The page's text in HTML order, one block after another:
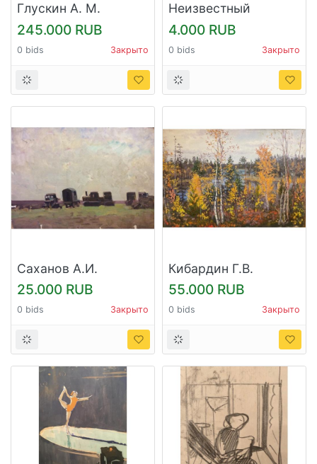
Глускин А. М.
"Натюрморт с
дымковской
игрушкой"
245.000 RUB
0 bids Закрыто
Неизвестный
художник.
"Подростки на море"
4.000 RUB
0 bids Закрыто
Саханов А.И.
"Техника в поле"
25.000 RUB
0 bids Закрыто
Кибардин Г.В.
"Краски осени"
55.000 RUB
0 bids Закрыто